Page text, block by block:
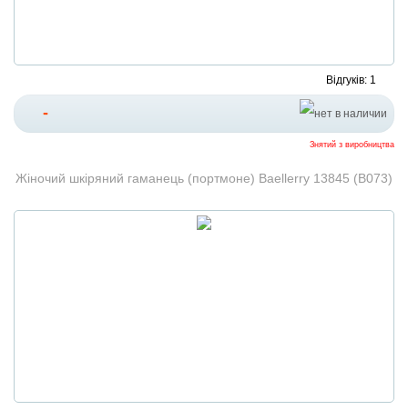
Відгуків: 1
-
Знятий з виробництва
Жіночий шкіряний гаманець (портмоне) Baellerry 13845 (B073)